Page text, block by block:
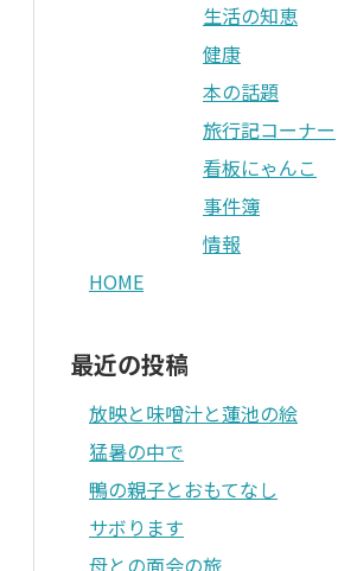
生活の知恵
健康
本の話題
旅行記コーナー
看板にゃんこ
事件簿
情報
HOME
最近の投稿
放映と味噌汁と蓮池の絵
猛暑の中で
鴨の親子とおもてなし
サボります
母との面会の旅